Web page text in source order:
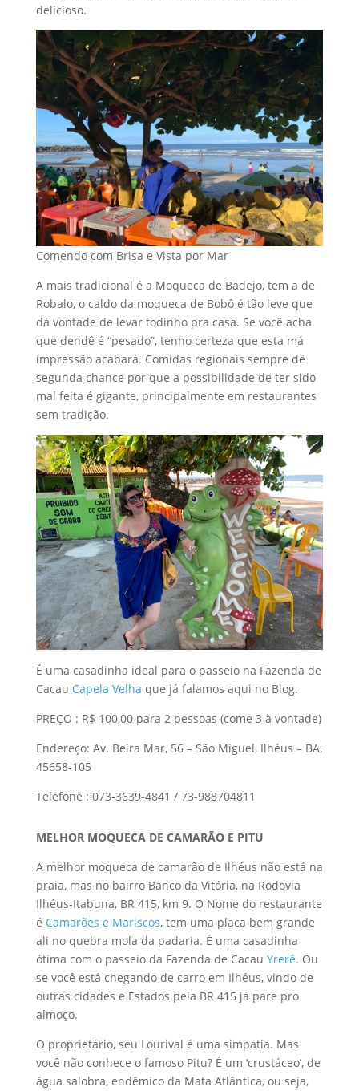
delicioso.
Comendo com Brisa e Vista por Mar
A mais tradicional é a Moqueca de Badejo, tem a de
Robalo, o caldo da moqueca de Bobô é tão leve que
dá vontade de levar todinho pra casa. Se você acha
que dendê é “pesado”, tenho certeza que esta má
impressão acabará. Comidas regionais sempre dê
segunda chance por que a possibilidade de ter sido
mal feita é gigante, principalmente em restaurantes
sem tradição.
É uma casadinha ideal para o passeio na Fazenda de
Cacau Capela Velha que já falamos aqui no Blog.
PREÇO : R$ 100,00 para 2 pessoas (come 3 à vontade)
Endereço: Av. Beira Mar, 56 – São Miguel, Ilhéus – BA,
45658-105
Telefone : 073-3639-4841 / 73-988704811
MELHOR MOQUECA DE CAMARÃO E PITU
A melhor moqueca de camarão de Ilhéus não está na
praia, mas no bairro Banco da Vitória, na Rodovia
Ilhéus-Itabuna, BR 415, km 9. O Nome do restaurante
é Camarões e Mariscos, tem uma placa bem grande
ali no quebra mola da padaria. É uma casadinha
ótima com o passeio da Fazenda de Cacau Yrerê. Ou
se você está chegando de carro em Ilhéus, vindo de
outras cidades e Estados pela BR 415 já pare pro
almoço.
O proprietário, seu Lourival é uma simpatia. Mas
você não conhece o famoso Pitu? É um ‘crustáceo’, de
água salobra, endêmico da Mata Atlântica, ou seja,